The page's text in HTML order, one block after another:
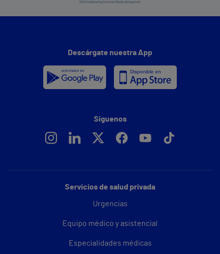
Servicios de salud privada
Urgencias
Equipo médico y asistencial
Especialidades médicas
Descárgate nuestra App
Síguenos